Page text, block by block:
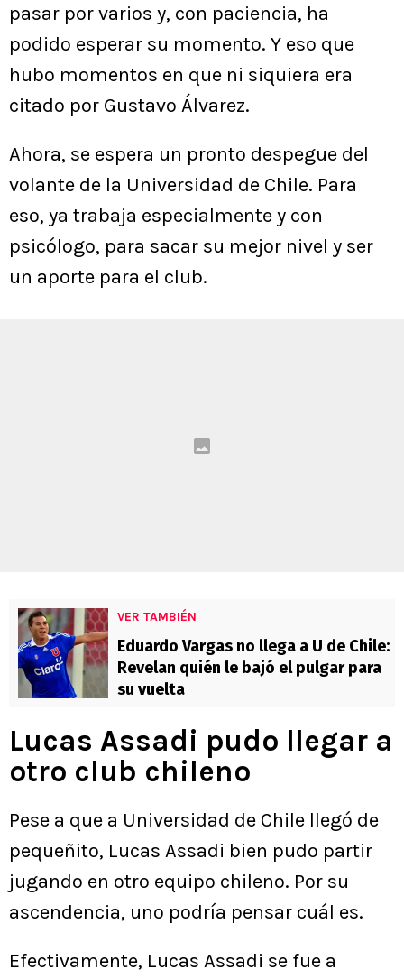
pasar por varios y, con paciencia, ha
podido esperar su momento. Y eso que
hubo momentos en que ni siquiera era
citado por Gustavo Álvarez.
Ahora, se espera un pronto despegue del
volante de la Universidad de Chile. Para
eso, ya trabaja especialmente y con
psicólogo, para sacar su mejor nivel y ser
un aporte para el club.
VER TAMBIÉN
Eduardo Vargas no llega a U de Chile:
Revelan quién le bajó el pulgar para
su vuelta
Lucas Assadi pudo llegar a
otro club chileno
Pese a que a Universidad de Chile llegó de
pequeñito, Lucas Assadi bien pudo partir
jugando en otro equipo chileno. Por su
ascendencia, uno podría pensar cuál es.
Efectivamente, Lucas Assadi se fue a